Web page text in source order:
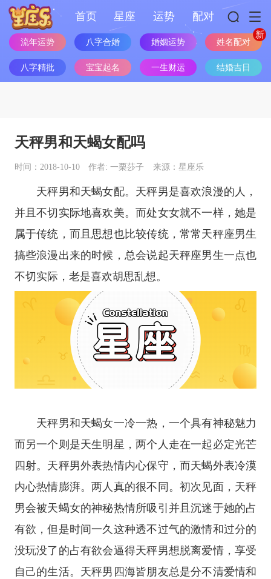
首页 星座 运势 配对
流年运势 八字合婚 婚姻运势 姓名配对
八字精批 宝宝起名 一生财运 结婚吉日
天秤男和天蝎女配吗
时间：2018-10-10 作者: 一栗莎子 来源：星座乐
天秤男和天蝎女配。天秤男是喜欢浪漫的人，
并且不切实际地喜欢美。而处女女就不一样，她是
属于传统，而且思想也比较传统，常常天秤座男生
搞些浪漫出来的时候，总会说起天秤座男生一点也
不切实际，老是喜欢胡思乱想。
天秤男和天蝎女一冷一热，一个具有神秘魅力
而另一个则是天生明星，两个人走在一起必定光芒
四射。天秤男外表热情内心保守，而天蝎外表冷漠
内心热情膨湃。两人真的很不同。初次见面，天秤
男会被天蝎女的神秘热情所吸引并且沉迷于她的占
有欲，但是时间一久这种透不过气的激情和过分的
没玩没了的占有欲会逼得天秤男想脱离爱情，享受
自己的生活。天秤男四海皆朋友总是分不清爱情和